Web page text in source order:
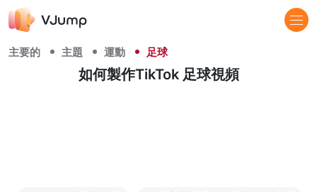
主要的 主題 運動 足球
如何製作TikTok 足球視頻